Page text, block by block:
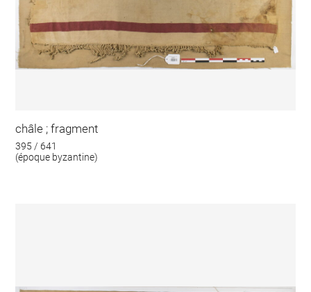
châle ; fragment
395 / 641
(époque byzantine)